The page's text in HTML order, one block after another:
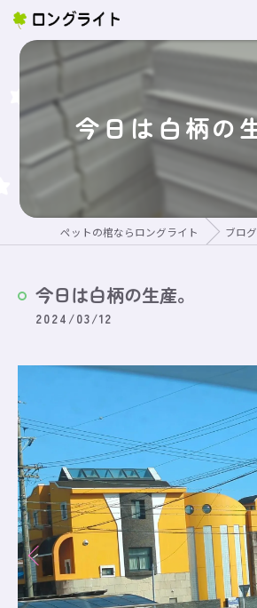
今日は白柄の
ペットの棺ならロングライト ブログ
今日は白柄の生産。
2024/03/12